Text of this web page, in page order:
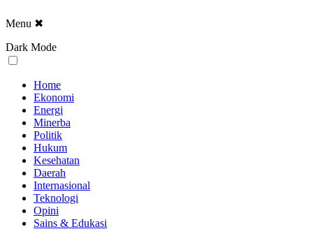
Menu ✖
Dark Mode
Home
Ekonomi
Energi
Minerba
Politik
Hukum
Kesehatan
Daerah
Internasional
Teknologi
Opini
Sains & Edukasi